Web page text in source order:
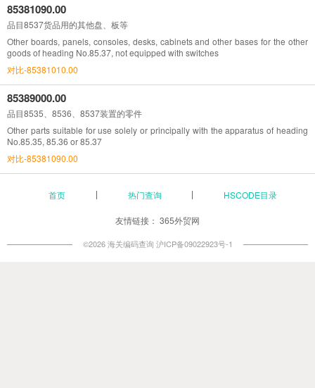
85381090.00
品目8537货品用的其他盘、板等
Other boards, panels, consoles, desks, cabinets and other bases for the other
goods of heading No.85.37, not equipped with switches
对比-85381010.00
85389000.00
品目8535、8536、8537装置的零件
Other parts suitable for use solely or principally with the apparatus of heading
No.85.35, 85.36 or 85.37
对比-85381090.00
首页 热门查询 HSCODE目录
友情链接： 365外贸网
©2026 海关编码查询 沪ICP备09022923号-1